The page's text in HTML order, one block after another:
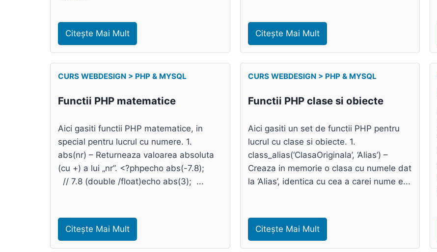
Citește Mai Mult Citește Mai Mult
CURS WEBDESIGN > PHP & MYSQL
Functii PHP matematice
Aici gasiti functii PHP matematice, in
special pentru lucrul cu numere. 1.
abs(nr) – Returneaza valoarea absoluta
(cu +) a lui „nr”. <?phpecho abs(-7.8);
// 7.8 (double /float)echo abs(3); ...
Citește Mai Mult
CURS WEBDESIGN > PHP & MYSQL
Functii PHP clase si obiecte
Aici gasiti un set de functii PHP pentru
lucrul cu clase si obiecte. 1.
class_alias(‘ClasaOriginala’, ‘Alias’) –
Creaza in memorie o clasa cu numele dat
la ‘Alias’, identica cu cea a carei nume e...
Citește Mai Mult